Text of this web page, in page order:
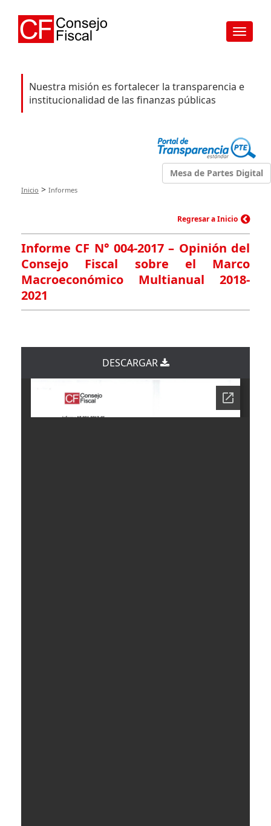
Toggle
Nuestra misión es fortalecer la transparencia e
institucionalidad de las finanzas públicas
Mesa de Partes Digital
Inicio > Informes
Regresar a Inicio
Informe CF N° 004-2017 – Opinión del
Consejo Fiscal sobre el Marco
Macroeconómico Multianual 2018-
2021
DESCARGAR